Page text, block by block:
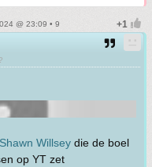
@ 23:09 • 9
Shawn Willsey die de boel
op YT zet